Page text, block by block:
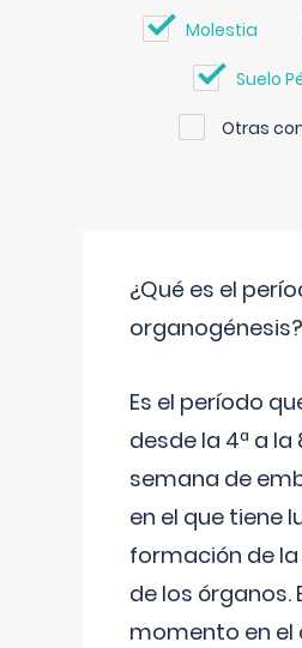
Molestia
Suelo
Otras
¿Qué es el
organogénesis?
Es el período
desde la 4ª a la
semana de
en el que tiene
formación de
de los órganos.
momento en el